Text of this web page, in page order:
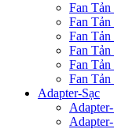
Fan
Fan
Fan
Fan Tản
Fan
Fan Tản
Adapter-Sạc